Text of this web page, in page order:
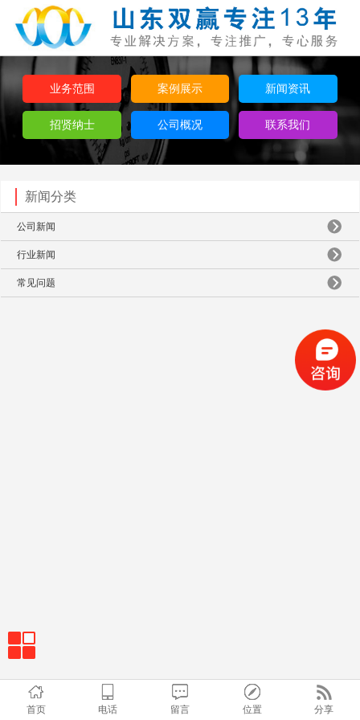
业务范围 案例展示 新闻资讯
招贤纳士 公司概况 联系我们
新闻分类
公司新闻
行业新闻
常见问题
首页 电话 留言 位置 分享